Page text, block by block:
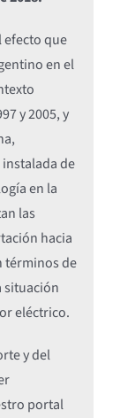
efecto que
en el
y 2005, y
de
en la
las
hacia
términos de
situación
eléctrico.
y del
portal